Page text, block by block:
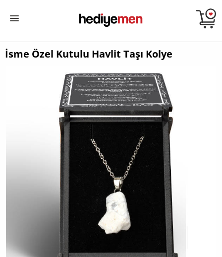
İsme Özel Kutulu Havlit Taşı Kolye